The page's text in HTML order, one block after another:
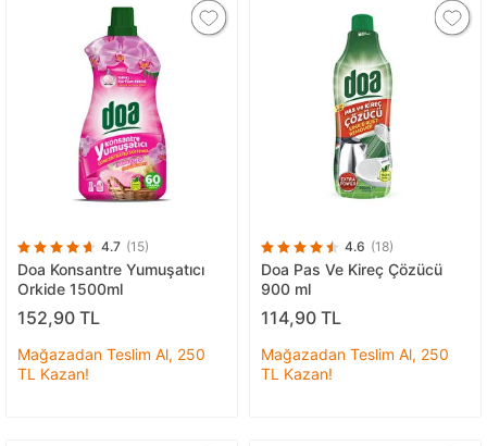
4.7 (15)
Doa Konsantre Yumuşatıcı
Orkide 1500ml
152,90 TL
Mağazadan Teslim Al, 250
TL Kazan!
4.6 (18)
Doa Pas Ve Kireç Çözücü
900 ml
114,90 TL
Mağazadan Teslim Al, 250
TL Kazan!